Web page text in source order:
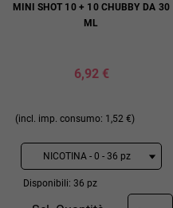
MINI SHOT 10 + 10 CHUBBY DA 30
ML
6,92 €
(incl. imp. consumo: 1,52 €)
Disponibili: 36 pz